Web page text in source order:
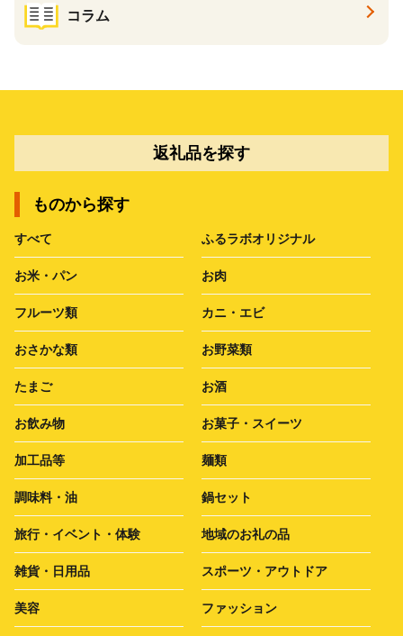
コラム
返礼品を探す
ものから探す
すべて ふるラボオリジナル
お米・パン お肉
フルーツ類 カニ・エビ
おさかな類 お野菜類
たまご お酒
お飲み物 お菓子・スイーツ
加工品等 麺類
調味料・油 鍋セット
旅行・イベント・体験 地域のお礼の品
雑貨・日用品 スポーツ・アウトドア
美容 ファッション